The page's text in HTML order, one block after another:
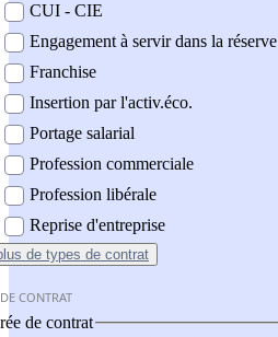
CUI - CIE
Engagement à servir dans la réserve
Franchise
Insertion par l'activ.éco.
Portage salarial
Profession commerciale
Profession libérale
Reprise d'entreprise
de types de contrat
CONTRAT
de contrat